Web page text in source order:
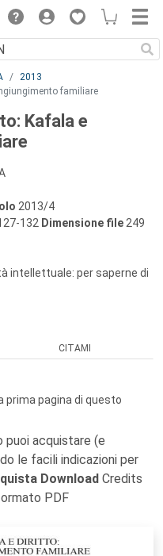
2013
familiare
Kafala e
2013/4
132 Dimensione file 249
intellettuale: per saperne di
CITAMI
prima pagina di questo
acquistare (e
le facili indicazioni per
Download Credits
PDF